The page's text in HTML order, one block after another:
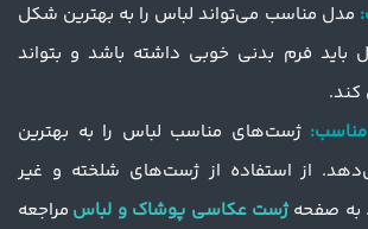
مدل مناسب می‌تواند لباس را به بهترین شکل
فرم بدنی خوبی داشته باشد و بتواند
کند.
ژست‌های مناسب لباس را به بهترین
از استفاده از ژست‌های شلخته و غیر
به صفحهژست عکاسی پوشاک و لباس مراجعه